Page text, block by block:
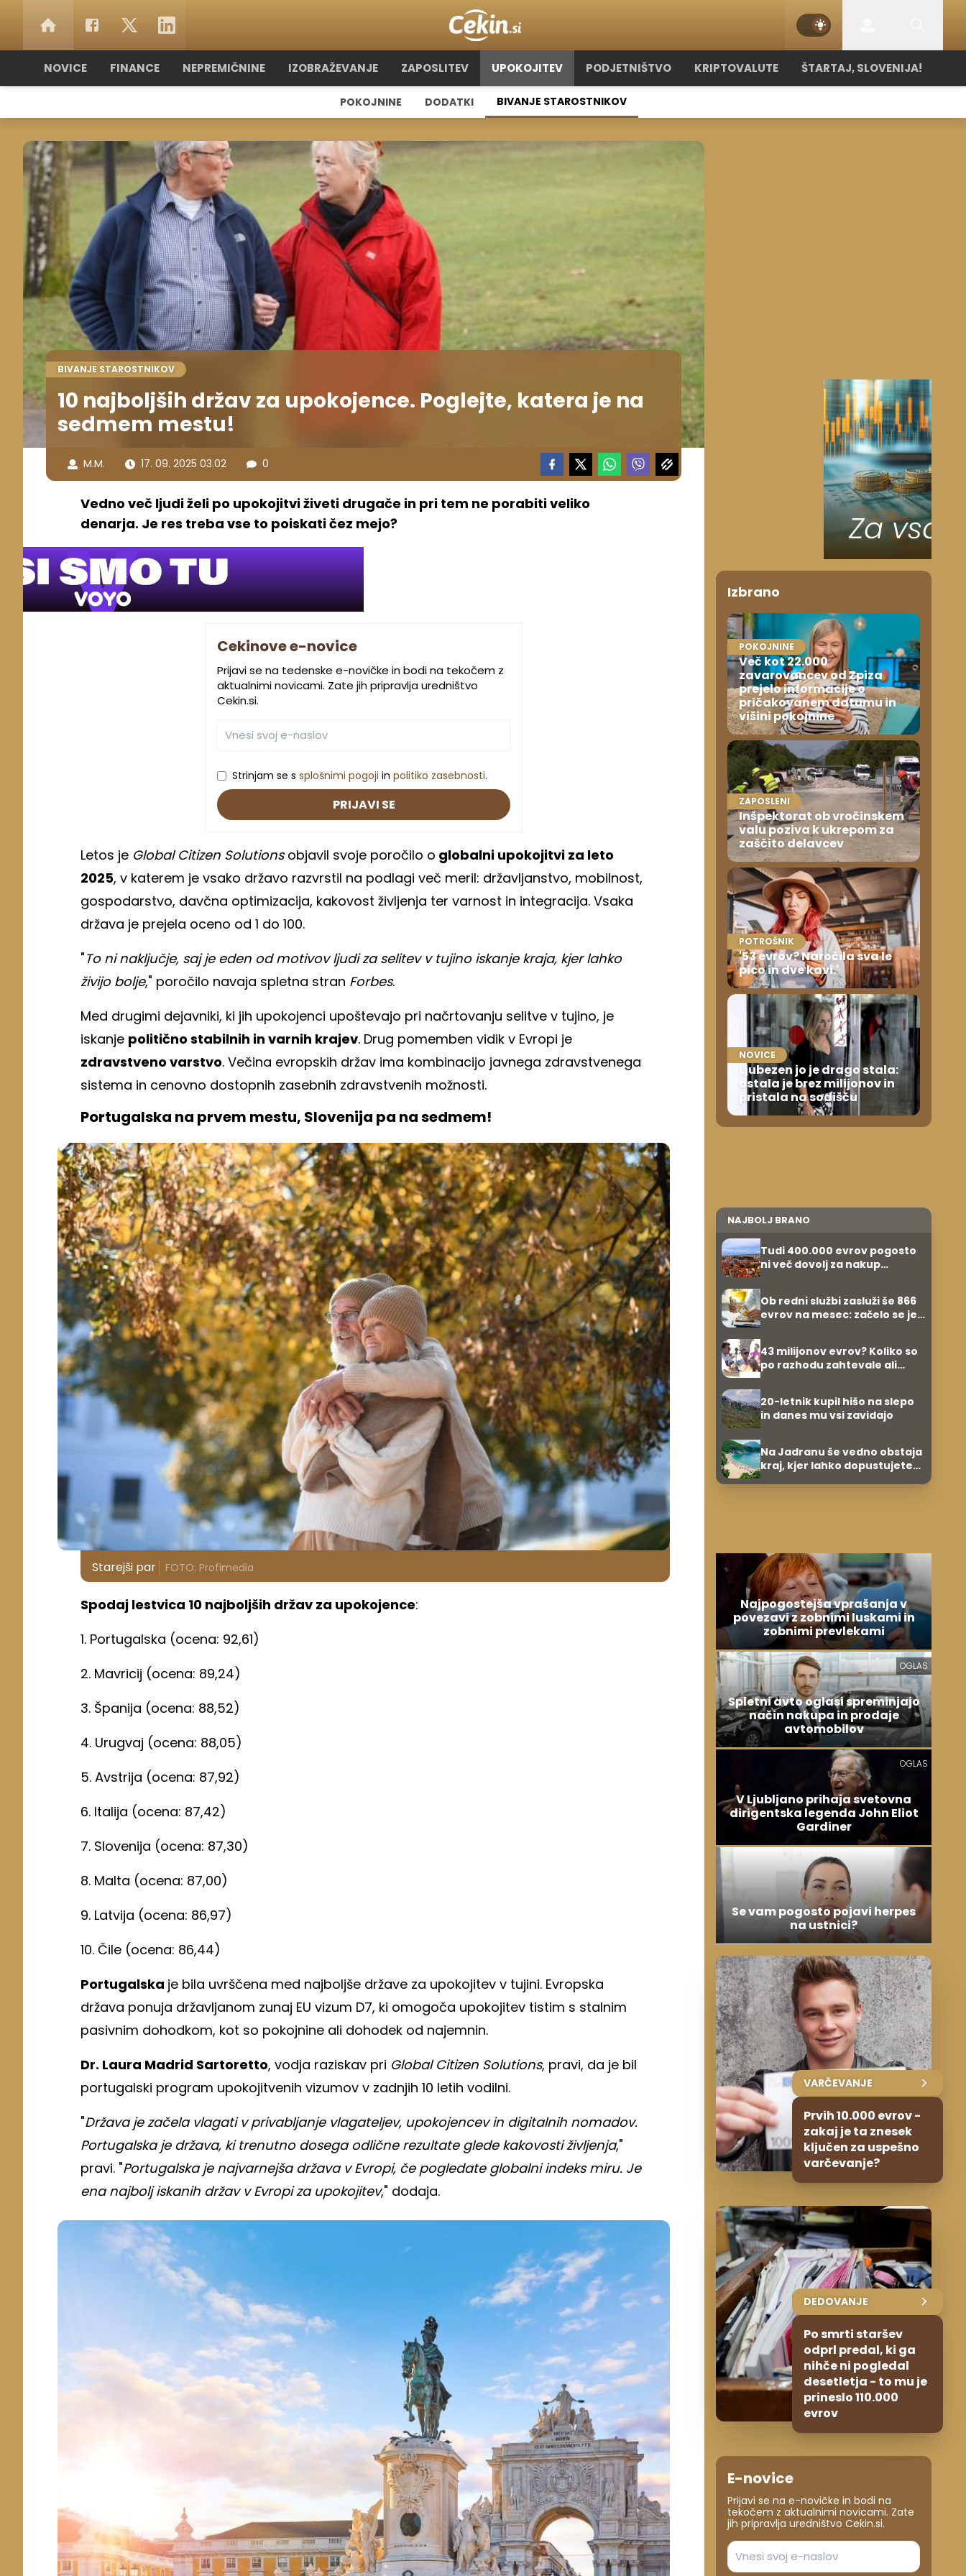
NOVICE FINANCE NEPREMIČNINE IZOBRAŽEVANJE ZAPOSLITEV UPOKOJITEV PODJETNIŠTVO KRIPTOVALUTE ŠTARTAJ, SLOVENIJA!
POKOJNINE DODATKI BIVANJE STAROSTNIKOV
BIVANJE STAROSTNIKOV
10 najboljših držav za upokojence. Poglejte, katera je na
sedmem mestu!
M.M. 17. 09. 2025 03.02 0
Vedno več ljudi želi po upokojitvi živeti drugače in pri tem ne porabiti veliko
denarja. Je res treba vse to poiskati čez mejo?
Cekinove e-novice
Prijavi se na tedenske e-novičke in bodi na tekočem z
aktualnimi novicami. Zate jih pripravlja uredništvo
Cekin.si.
Strinjam se s splošnimi pogoji in politiko zasebnosti.
PRIJAVI SE
Letos je Global Citizen Solutionsobjavil svoje poročilo o globalni upokojitvi za leto
2025, v katerem je vsako državo razvrstil na podlagi več meril: državljanstvo, mobilnost,
gospodarstvo, davčna optimizacija, kakovost življenja ter varnost in integracija. Vsaka
država je prejela oceno od 1 do 100.
"To ni naključje, saj je eden od motivov ljudi za selitev v tujino iskanje kraja, kjer lahko
živijo bolje," poročilo navaja spletna stran Forbes.
Med drugimi dejavniki, ki jih upokojenci upoštevajo pri načrtovanju selitve v tujino, je
iskanje politično stabilnih in varnih krajev. Drug pomemben vidik v Evropi je
zdravstveno varstvo. Večina evropskih držav ima kombinacijo javnega zdravstvenega
sistema in cenovno dostopnih zasebnih zdravstvenih možnosti.
Portugalska na prvem mestu, Slovenija pa na sedmem!
Starejši par FOTO: Profimedia
Spodaj lestvica 10 najboljših držav za upokojence:
1. Portugalska (ocena: 92,61)
2. Mavricij (ocena: 89,24)
3. Španija (ocena: 88,52)
4. Urugvaj (ocena: 88,05)
5. Avstrija (ocena: 87,92)
6. Italija (ocena: 87,42)
7. Slovenija (ocena: 87,30)
8. Malta (ocena: 87,00)
9. Latvija (ocena: 86,97)
10. Čile (ocena: 86,44)
Portugalska je bila uvrščena med najboljše države za upokojitev v tujini. Evropska
država ponuja državljanom zunaj EU vizum D7, ki omogoča upokojitev tistim s stalnim
pasivnim dohodkom, kot so pokojnine ali dohodek od najemnin.
Dr. Laura Madrid Sartoretto, vodja raziskav pri Global Citizen Solutions, pravi, da je bil
portugalski program upokojitvenih vizumov v zadnjih 10 letih vodilni.
"Država je začela vlagati v privabljanje vlagateljev, upokojencev in digitalnih nomadov.
Portugalska je država, ki trenutno dosega odlične rezultate glede kakovosti življenja,"
pravi. "Portugalska je najvarnejša država v Evropi, če pogledate globalni indeks miru. Je
ena najbolj iskanih držav v Evropi za upokojitev," dodaja.
Izbrano
POKOJNINE
Več kot 22.000
zavarovancev od Zpiza
prejelo informacije o
pričakovanem datumu in
višini pokojnine
ZAPOSLENI
Inšpektorat ob vročinskem
valu poziva k ukrepom za
zaščito delavcev
POTROŠNIK
'53 evrov? Naročila sva le
pico in dve kavi.'
NOVICE
Ljubezen jo je drago stala:
ostala je brez milijonov in
pristala na sodišču
NAJBOLJ BRANO
Tudi 400.000 evrov pogosto
ni več dovolj za nakup
Ob redni službi zasluži še 866
evrov na mesec: začelo se je
43 milijonov evrov? Koliko so
po razhodu zahtevale ali
20-letnik kupil hišo na slepo
in danes mu vsi zavidajo
Na Jadranu še vedno obstaja
kraj, kjer lahko dopustujete
Najpogostejša vprašanja v
povezavi z zobnimi luskami in
zobnimi prevlekami
OGLAS
Spletni avto oglasi spreminjajo
način nakupa in prodaje
avtomobilov
OGLAS
V Ljubljano prihaja svetovna
dirigentska legenda John Eliot
Gardiner
Se vam pogosto pojavi herpes
na ustnici?
VARČEVANJE
Prvih 10.000 evrov -
zakaj je ta znesek
ključen za uspešno
varčevanje?
DEDOVANJE
Po smrti staršev
odprl predal, ki ga
nihče ni pogledal
desetletja - to mu je
prineslo 110.000
evrov
E-novice
Prijavi se na e-novičke in bodi na
tekočem z aktualnimi novicami. Zate
jih pripravlja uredništvo Cekin.si.